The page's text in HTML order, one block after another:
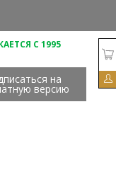
С 1995
на
версию